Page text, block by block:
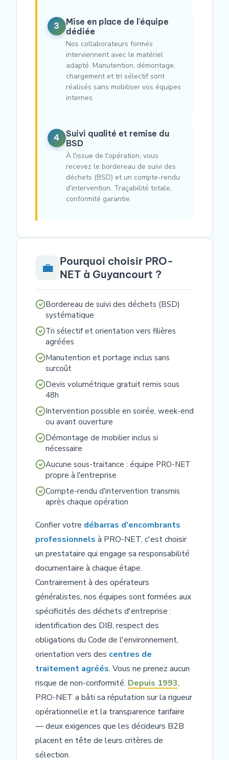
3
Mise en place de l'équipe
dédiée
Nos collaborateurs formés
interviennent avec le matériel
adapté. Manutention, démontage,
chargement et tri sélectif sont
réalisés sans mobiliser vos équipes
internes.
4
Suivi qualité et remise du
BSD
À l'issue de l'opération, vous
recevez le bordereau de suivi des
déchets (BSD) et un compte-rendu
d'intervention. Traçabilité totale,
conformité garantie.
💼 Pourquoi choisir PRO-
NET à Guyancourt ?
Bordereau de suivi des déchets (BSD)
systématique
Tri sélectif et orientation vers filières
agréées
Manutention et portage inclus sans
surcoût
Devis volumétrique gratuit remis sous
48h
Intervention possible en soirée, week-end
ou avant ouverture
Démontage de mobilier inclus si
nécessaire
Aucune sous-traitance : équipe PRO-NET
propre à l'entreprise
Compte-rendu d'intervention transmis
après chaque opération
Confier votre débarras d'encombrants
professionnels à PRO-NET, c'est choisir
un prestataire qui engage sa responsabilité
documentaire à chaque étape.
Contrairement à des opérateurs
généralistes, nos équipes sont formées aux
spécificités des déchets d'entreprise :
identification des DIB, respect des
obligations du Code de l'environnement,
orientation vers des centres de
traitement agréés. Vous ne prenez aucun
risque de non-conformité. Depuis 1993,
PRO-NET a bâti sa réputation sur la rigueur
opérationnelle et la transparence tarifaire
— deux exigences que les décideurs B2B
placent en tête de leurs critères de
sélection.